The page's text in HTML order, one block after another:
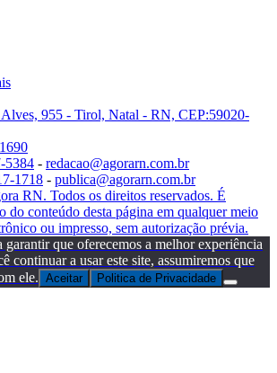
Alves, 955 - Tirol, Natal - RN, CEP:59020-
5384 - redacao@agorarn.com.br
1718 - publica@agorarn.com.br
RN. Todos os direitos reservados. É
do conteúdo desta página em qualquer meio
ou impresso, sem autorização prévia.
garantir que oferecemos a melhor experiência
continuar a usar este site, assumiremos que
ele. Aceitar Politica de Privacidade